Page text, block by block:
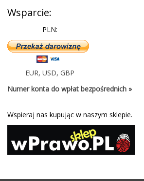
Wsparcie:
PLN:
EUR, USD, GBP
Numer konta do wpłat bezpośrednich »
Wspieraj nas kupując w naszym sklepie.